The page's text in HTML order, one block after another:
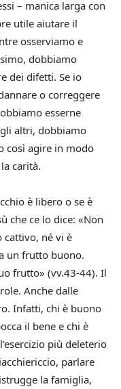
– manica larga con
utile aiutare il
osserviamo e
dobbiamo
dei difetti. Se io
o correggere
esserne
altri, dobbiamo
così agire in modo
carità.
è libero o se è
che ce lo dice: «Non
cattivo, né vi è
un frutto buono.
frutto» (vv.43-44). Il
Anche dalle
Infatti, chi è buono
il bene e chi è
più deleterio
parlare
la famiglia,